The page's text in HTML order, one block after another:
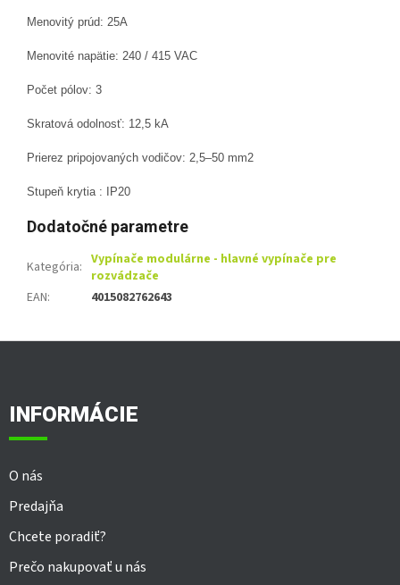
Menovitý prúd: 25A
Menovité napätie: 240 / 415 VAC
Počet pólov: 3
Skratová odolnosť: 12,5 kA
Prierez pripojovaných vodičov: 2,5–50 mm2
Stupeň krytia : IP20
Dodatočné parametre
Kategória: Vypínače modulárne - hlavné vypínače pre
rozvádzače
EAN: 4015082762643
INFORMÁCIE
O nás
Predajňa
Chcete poradiť?
Prečo nakupovať u nás